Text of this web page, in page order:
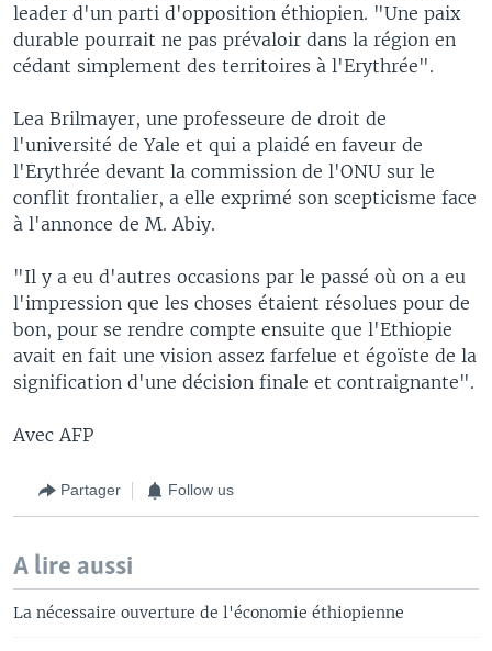
leader d'un parti d'opposition éthiopien. "Une paix
durable pourrait ne pas prévaloir dans la région en
cédant simplement des territoires à l'Erythrée".
Lea Brilmayer, une professeure de droit de
l'université de Yale et qui a plaidé en faveur de
l'Erythrée devant la commission de l'ONU sur le
conflit frontalier, a elle exprimé son scepticisme face
à l'annonce de M. Abiy.
"Il y a eu d'autres occasions par le passé où on a eu
l'impression que les choses étaient résolues pour de
bon, pour se rendre compte ensuite que l'Ethiopie
avait en fait une vision assez farfelue et égoïste de la
signification d'une décision finale et contraignante".
Avec AFP
Partager Follow us
A lire aussi
La nécessaire ouverture de l'économie éthiopienne